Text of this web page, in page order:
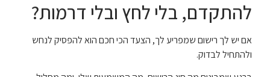
להתקדם, בלי לחץ ובלי דרמות?
אם יש לך רישום שמפריע לך, הצעד הכי חכם הוא להפסיק לנחש
ולהתחיל לבדוק.